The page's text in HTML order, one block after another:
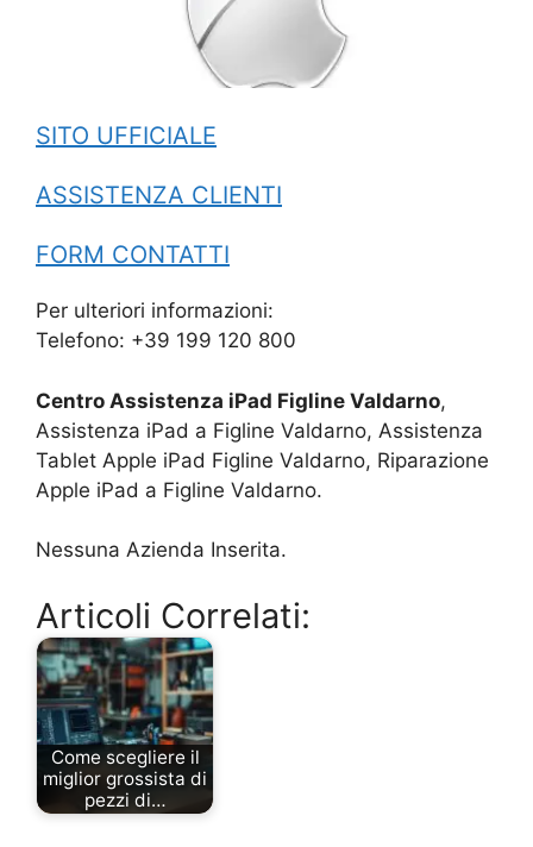
SITO UFFICIALE
ASSISTENZA CLIENTI
FORM CONTATTI
Per ulteriori informazioni:
Telefono: +39 199 120 800
Centro Assistenza iPad Figline Valdarno,
Assistenza iPad a Figline Valdarno, Assistenza
Tablet Apple iPad Figline Valdarno, Riparazione
Apple iPad a Figline Valdarno.
Nessuna Azienda Inserita.
Articoli Correlati:
Come scegliere il
miglior grossista di
pezzi di…